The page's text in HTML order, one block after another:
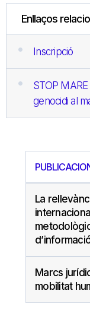
Enllaços
Inscripció
STOP
genocidi al
La
Marcs
mobilitat